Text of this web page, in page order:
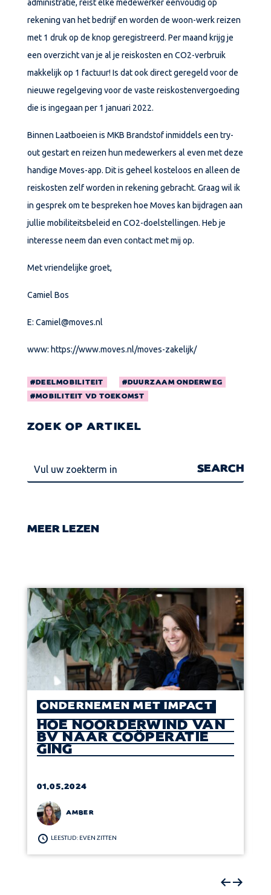
administratie, reist elke medewerker eenvoudig op
rekening van het bedrijf en worden de woon-werk reizen
met 1 druk op de knop geregistreerd. Per maand krijg je
een overzicht van je al je reiskosten en CO2-verbruik
makkelijk op 1 factuur! Is dat ook direct geregeld voor de
nieuwe regelgeving voor de vaste reiskostenvergoeding
die is ingegaan per 1 januari 2022.
Binnen Laatboeien is MKB Brandstof inmiddels een try-
out gestart en reizen hun medewerkers al even met deze
handige Moves-app. Dit is geheel kosteloos en alleen de
reiskosten zelf worden in rekening gebracht. Graag wil ik
in gesprek om te bespreken hoe Moves kan bijdragen aan
jullie mobiliteitsbeleid en CO2-doelstellingen. Heb je
interesse neem dan even contact met mij op.
Met vriendelijke groet,
Camiel Bos
E: Camiel@moves.nl
www: https://www.moves.nl/moves-zakelijk/
DEELMOBILITEIT DUURZAAM ONDERWEG
MOBILITEIT VD TOEKOMST
ZOEK OP ARTIKEL
MEER LEZEN
ONDERNEMEN MET IMPACT
HOE NOORDERWIND VAN
BV NAAR COÖPERATIE
GING
01.05.2024
AMBER
LEESTIJD: EVEN ZITTEN